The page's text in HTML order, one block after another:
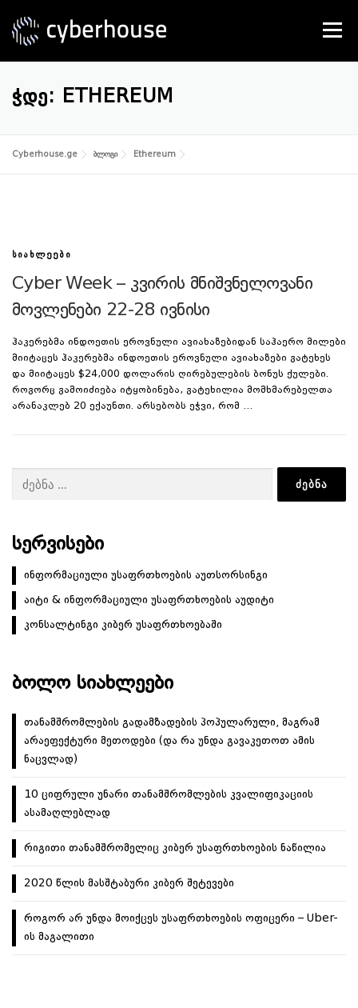
content
Menu
SERVICES ABOUT US
ᲭᲓᲔ: ETHEREUM
Cyberhouse.ge ბლოგი Ethereum
ᲡᲘᲐᲮᲚᲔᲔᲑᲘ
Cyber Week – კვირის მნიშვნელოვანი
მოვლენები 22-28 ივნისი
ჰაკერებმა ინდოეთის ეროვნული ავიახაზებიდან საჰაერო მილები
მიიტაცეს ჰაკერებმა ინდოეთის ეროვნული ავიახაზები გატეხეს
და მიიტაცეს $24,000 დოლარის ღირებულების ბონუს ქულები.
როგორც გამოიძიება იტყობინება, გატეხილია მომხმარებელთა
არანაკლებ 20 ექაუნთი. არსებობს ეჭვი, რომ …
ᲡᲔᲠᲕᲘᲡᲔᲑᲘ
ინფორმაციული უსაფრთხოების აუთსორსინგი
აიტი & ინფორმაციული უსაფრთხოების აუდიტი
კონსალტინგი კიბერ უსაფრთხოებაში
ᲑᲝᲚᲝ ᲡᲘᲐᲮᲚᲔᲔᲑᲘ
თანამშრომლების გადამზადების პოპულარული, მაგრამ
არაეფექტური მეთოდები (და რა უნდა გავაკეთოთ ამის
ნაცვლად)
10 ციფრული უნარი თანამშრომლების კვალიფიკაციის
ასამაღლებლად
რიგითი თანამშრომელიც კიბერ უსაფრთხოების ნაწილია
2020 წლის მასშტაბური კიბერ შეტევები
როგორ არ უნდა მოიქცეს უსაფრთხოების ოფიცერი – Uber-
ის მაგალითი